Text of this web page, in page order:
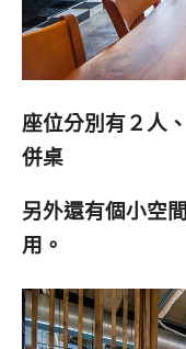
座位分別有２人
併桌
另外還有個小空
用。